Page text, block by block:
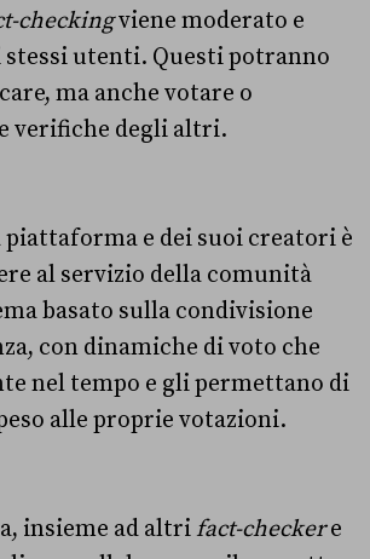
checkingviene moderato e
stessi utenti. Questi potranno
ma anche votare o
verifiche degli altri.
piattaforma e dei suoi creatori è
al servizio della comunità
basato sulla condivisione
con dinamiche di voto che
nel tempo e gli permettano di
alle proprie votazioni.
insieme ad altrifact-checkere